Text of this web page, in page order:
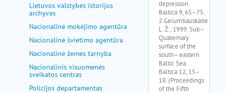
Lietuvos valstybės istorijos
archyvas
Nacionalinė mokėjimo agentūra
Nacionalinė švietimo agentūra
Nacionalinė žemės tarnyba
Nacionalinis visuomenės
sveikatos centras
Policijos departamentas